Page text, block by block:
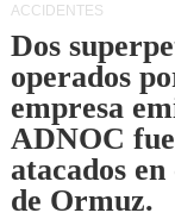
ACCIDENTES
Dos
operados
empresa
ADNOC
atacados
de Ormuz.